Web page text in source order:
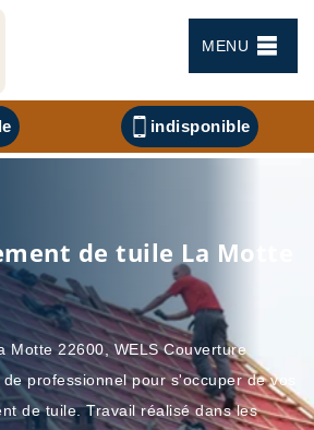
MENU
indisponible
de tuile La Motte
Motte 22600, WELS Couverture
professionnel pour s'occuper de vos
de tuile. Travail réalisé dans les